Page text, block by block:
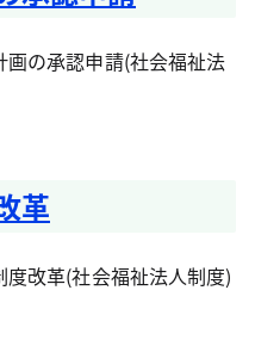
の承認申請(社会福祉法
革
改革(社会福祉法人制度)